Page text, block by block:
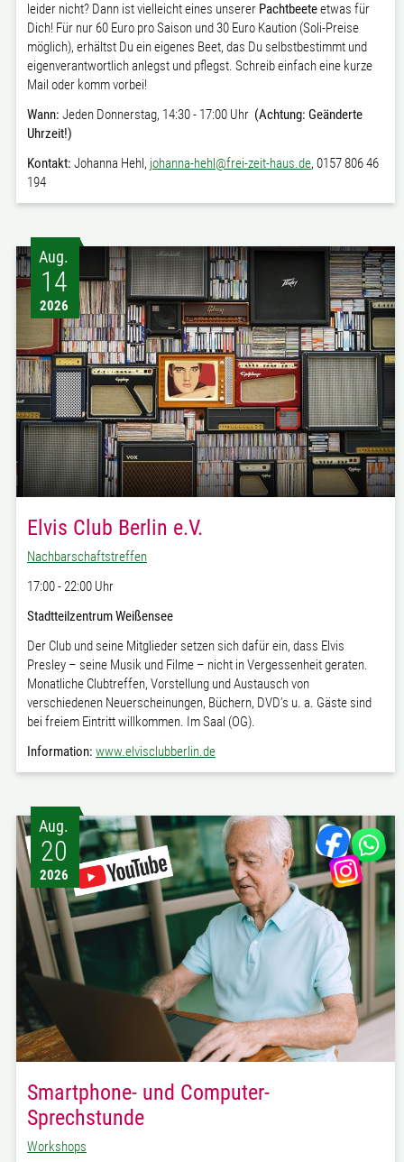
leider nicht? Dann ist vielleicht eines unserer Pachtbeeteetwas für
Dich! Für nur 60 Euro pro Saison und 30 Euro Kaution (Soli-Preise
möglich), erhältst Du ein eigenes Beet, das Du selbstbestimmt und
eigenverantwortlich anlegst und pflegst. Schreib einfach eine kurze
Mail oder komm vorbei!
Wann: Jeden Donnerstag, 14:30 - 17:00 Uhr (Achtung: Geänderte
Uhrzeit!)
Kontakt: Johanna Hehl, johanna-hehl@frei-zeit-haus.de, 0157 806 46
194
Aug.
14
2026
Elvis Club Berlin e.V.
Nachbarschaftstreffen
17:00 - 22:00 Uhr
Stadtteilzentrum Weißensee
Der Club und seine Mitglieder setzen sich dafür ein, dass Elvis
Presley – seine Musik und Filme – nicht in Vergessenheit geraten.
Monatliche Clubtreffen, Vorstellung und Austausch von
verschiedenen Neuerscheinungen, Büchern, DVD’s u. a. Gäste sind
bei freiem Eintritt willkommen. Im Saal (OG).
Information: www.elvisclubberlin.de
Aug.
20
2026
Smartphone- und Computer-
Sprechstunde
Workshops